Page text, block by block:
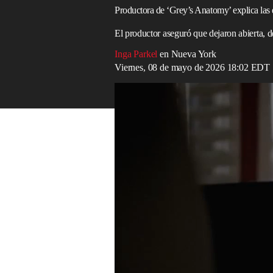
Productora de ‘Grey’s Anatomy’ explica
El productor aseguró que dejaron abierta,
Inga Parkel en Nueva York
Viernes, 08 de mayo de 2026 18:02 EDT
'Grey’s Anatomy' rinde homenaje a Eric
La productora ejecutiva deGrey’s
conversaciones que mantuvieron los
de la serie: la
Teddy y Owen llegó a su fin en el cierre
diferencia de muchos personajes que
reveló que las “conversaciones muy